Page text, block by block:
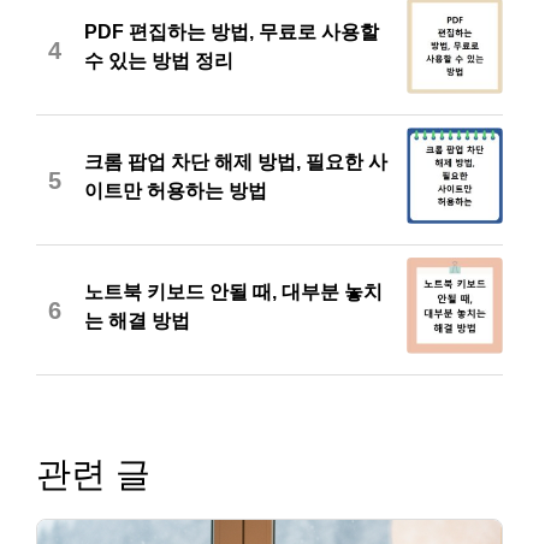
4
PDF 편집하는 방법, 무료로 사용할
수 있는 방법 정리
5
크롬 팝업 차단 해제 방법, 필요한 사
이트만 허용하는 방법
6
노트북 키보드 안될 때, 대부분 놓치
는 해결 방법
관련 글